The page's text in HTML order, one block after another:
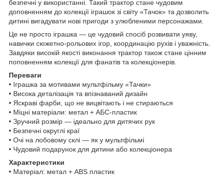
безпечні у використанні. Такий трактор стане чудовим
доповненням до колекції іграшок зі світу «Тачок» та дозволить
дитині вигадувати нові пригоди з улюбленими персонажами.
Це не просто іграшка — це чудовий спосіб розвивати уяву,
навички сюжетно-рольових ігор, координацію рухів і уважність.
Завдяки високій якості виконання трактор також стане цінним
поповненням колекції для фанатів та колекціонерів.
Переваги
• Іграшка за мотивами мультфільму «Тачки»
• Висока деталізація та впізнаваний дизайн
• Яскраві фарби, що не вицвітають і не стираються
• Міцні матеріали: метал + АБС-пластик
• Зручний розмір — ідеально для дитячих рук
• Безпечні округлі краї
• Очі на лобовому склі — як у мультфільмі
• Чудовий подарунок для дитини або колекціонера
Характеристики
• Матеріал: метал + ABS пластик